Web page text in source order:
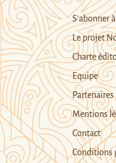
S’abonner
Le projet
Charte
Equipe
Partenaires
Mentions
Contact
Conditions